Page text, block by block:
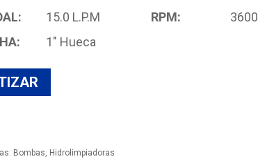
15.0 L.P.M RPM:
3600
1" Hueca
Bombas, Hidrolimpiadoras